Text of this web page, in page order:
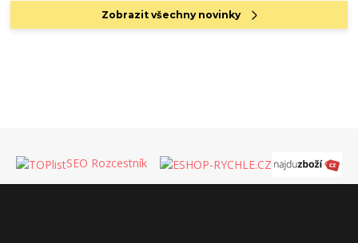
Zobrazit všechny novinky
SEO Rozcestník